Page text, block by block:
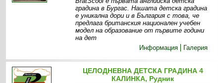
градина в Бургас. Нашата детска градина
е уникална дори и в България с това, че
предлага британския национален учебен
модел на образование от първите години
на дет
Информация
Галерия
ЦЕЛОДНЕВНА ДЕТСКА ГРАДИНА 4
КАЛИНКА, Рудник